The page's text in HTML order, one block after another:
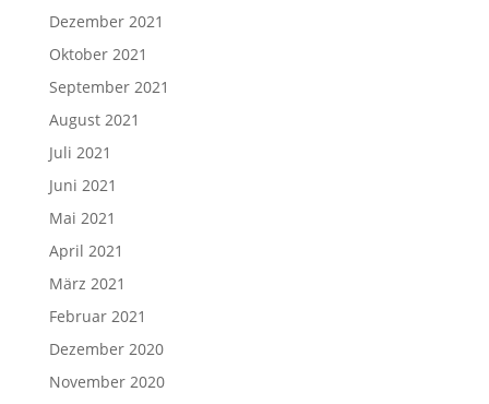
Dezember 2021
Oktober 2021
September 2021
August 2021
Juli 2021
Juni 2021
Mai 2021
April 2021
März 2021
Februar 2021
Dezember 2020
November 2020